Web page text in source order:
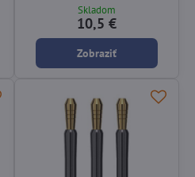
Skladom
10,5 €
Zobraziť